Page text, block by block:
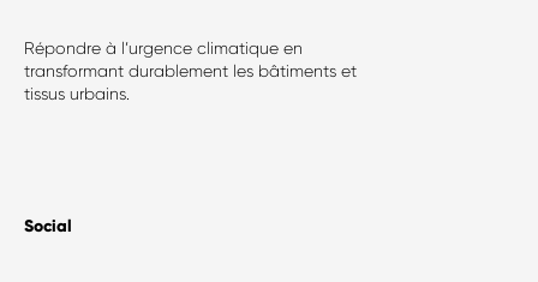
Répondre à l’urgence climatique en
transformant durablement les bâtiments et
tissus urbains.
Social